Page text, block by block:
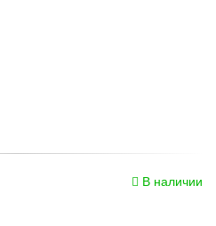
В наличии